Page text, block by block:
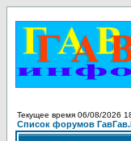
Текущее время 06/08/2026
Список форумов